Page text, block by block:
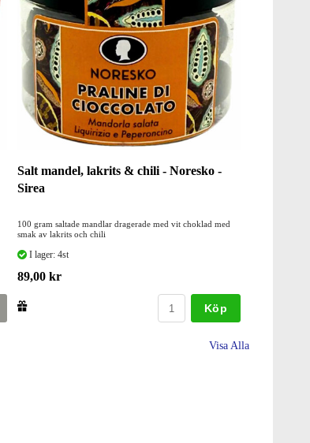
Salt mandel, lakrits & chili - Noresko -
Sirea
100 gram saltade mandlar dragerade med vit choklad med
smak av lakrits och chili
I lager: 4st
89,00 kr
Köp
Visa Alla